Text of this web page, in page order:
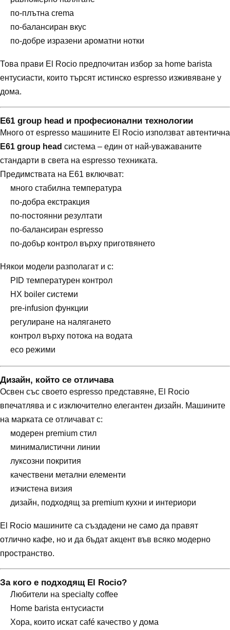
по-плътна crema
по-балансиран вкус
по-добре изразени ароматни нотки
Това прави El Rocio предпочитан избор за home barista
ентусиасти, които търсят истинско espresso изживяване у
дома.
E61 group head и професионални технологии
Много от espresso машините El Rocio използват автентична
E61 group head система – един от най-уважаваните
стандарти в света на espresso техниката.
Предимствата на E61 включват:
много стабилна температура
по-добра екстракция
по-постоянни резултати
по-балансиран espresso
по-добър контрол върху приготвянето
Някои модели разполагат и с:
PID температурен контрол
HX boiler системи
pre-infusion функции
регулиране на налягането
контрол върху потока на водата
eco режими
Дизайн, който се отличава
Освен със своето espresso представяне, El Rocio
впечатлява и с изключително елегантен дизайн. Машините
на марката се отличават с:
модерен premium стил
минималистични линии
луксозни покрития
качествени метални елементи
изчистена визия
дизайн, подходящ за premium кухни и интериори
El Rocio машините са създадени не само да правят
отлично кафе, но и да бъдат акцент във всяко модерно
пространство.
За кого е подходящ El Rocio?
Любители на specialty coffee
Home barista ентусиасти
Хора, които искат café качество у дома